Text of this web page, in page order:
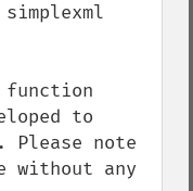
to
Please note
without any